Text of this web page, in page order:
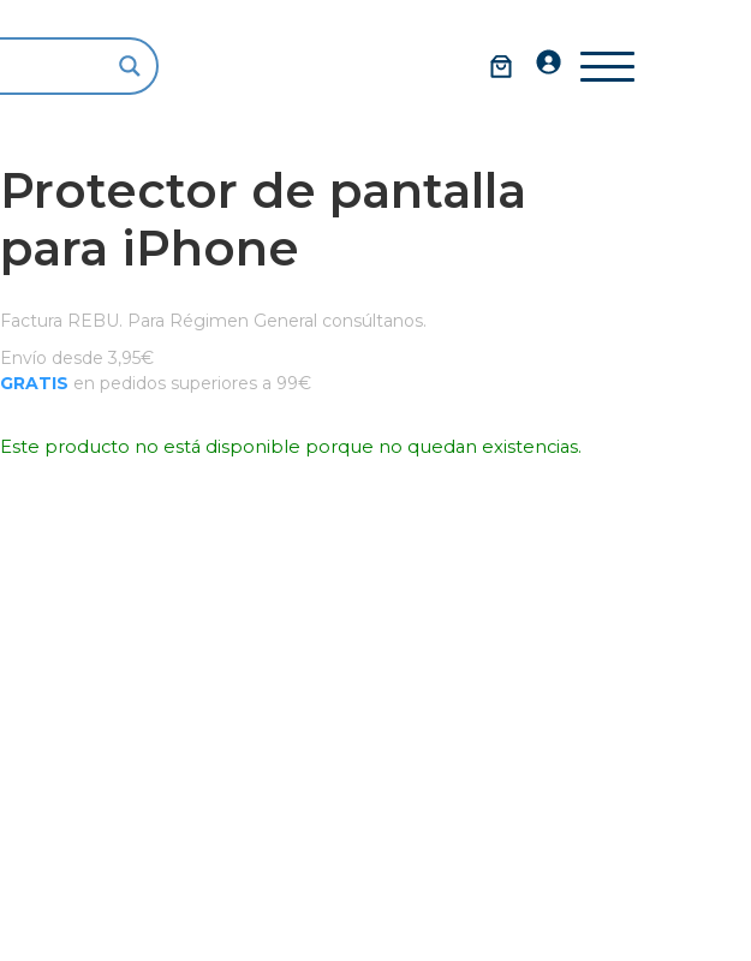
Protector de pantalla
para iPhone
Factura REBU. Para Régimen General consúltanos.
Envío desde 3,95€
GRATIS en pedidos superiores a 99€
Este producto no está disponible porque no quedan existencias.